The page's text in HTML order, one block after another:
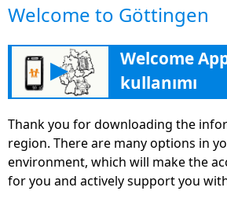
Bu kriz zamanında tüm insanları
desteklemek için yeni kategori
Yeni "Eğitim" bölümü, Alman
girme yollarını bulmak için ileri
Welcome App Almanya şimdi
deutschland.welcome-app-
adresindeki web sitesi sürümü
Welcome to Göttingen
▶
Welcome
kullanımı
Thank you for downloading the
region. There are many options in
environment, which will make the
for you and actively support you